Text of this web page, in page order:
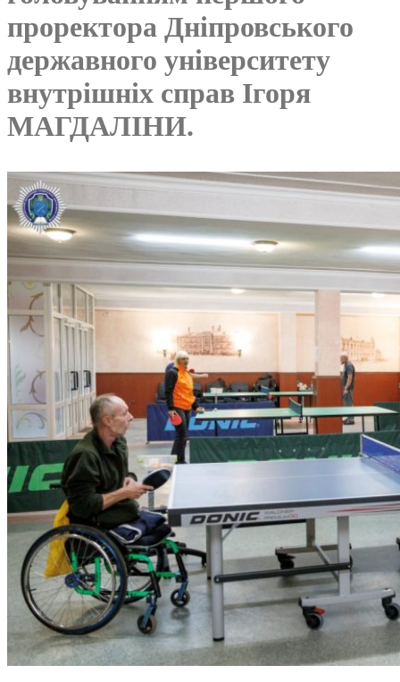
проректора Дніпровського
державного університету
внутрішніх справ Ігоря
МАГДАЛІНИ.